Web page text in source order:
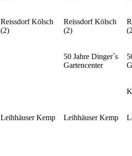
Reissdorf Kölsch
(2)
Reissdorf Kölsch
(2)
50 Jahre Dinger´s
Gartencenter
Leihhäuser Kemp Leihhäuser Kemp